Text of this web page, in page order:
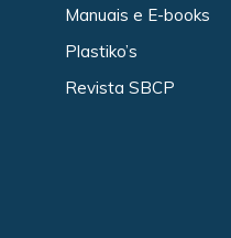
Manuais e E-books
Plastiko’s
Revista SBCP